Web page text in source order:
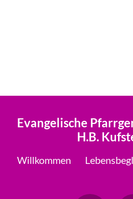
Evangelische
H.B.
Willkommen